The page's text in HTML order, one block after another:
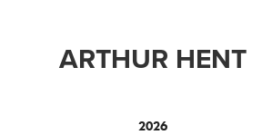
ARTHUR HENT
2026